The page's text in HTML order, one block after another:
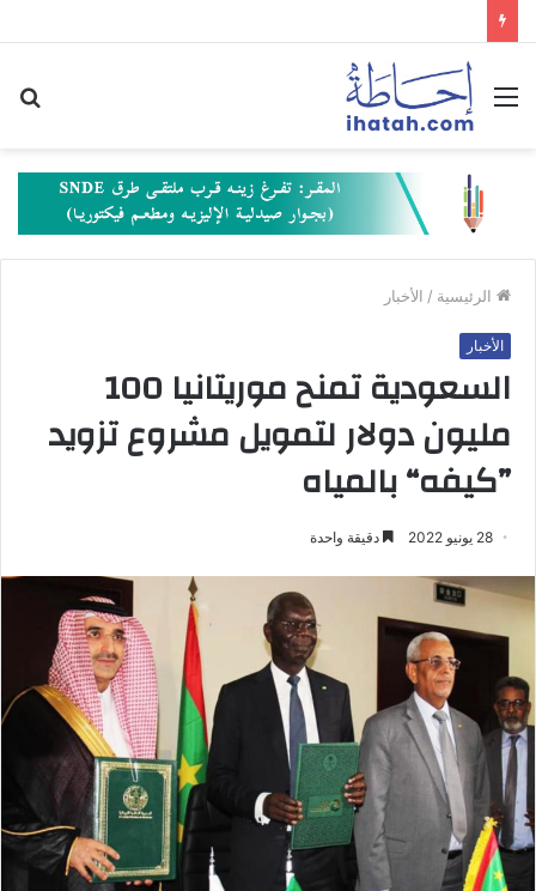
القائمة
الرئيسية / الأخبار
الأخبار
السعودية تمنح موريتانيا 100
مليون دولار لتمويل مشروع تزويد
”كيفه“ بالمياه
28 يونيو 2022 دقيقة واحدة